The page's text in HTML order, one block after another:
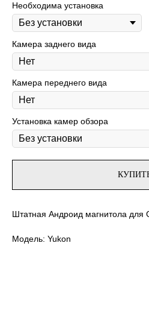
Необходима установка
Камера заднего вида
Камера переднего вида
Установка камер обзора
Штатная Андроид магнитола для
Модель: Yukon